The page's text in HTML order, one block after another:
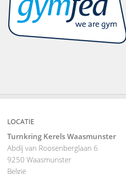
LOCATIE
Turnkring Kerels Waasmunster
Abdij van Roosenberglaan 6
9250 Waasmunster
België